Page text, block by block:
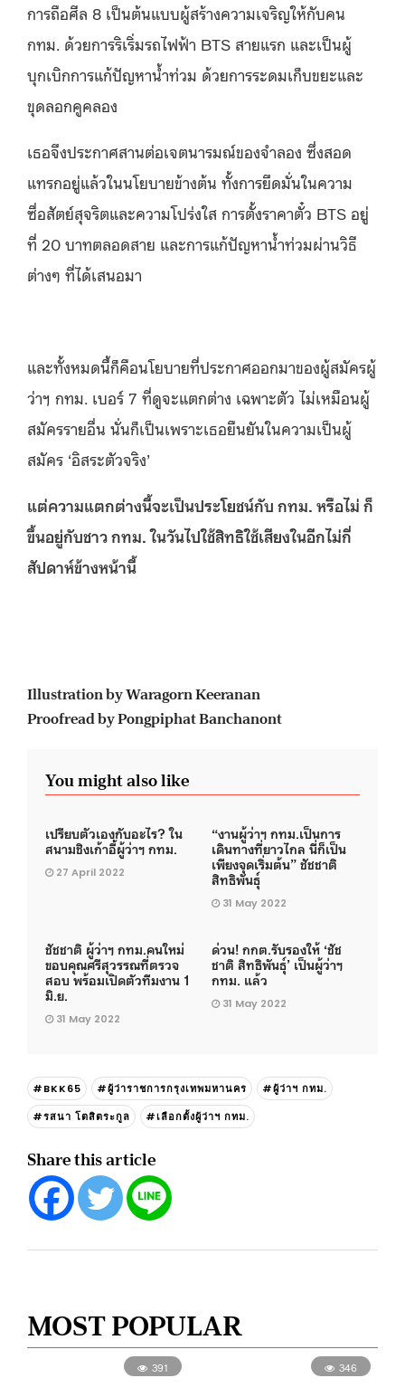
การถือศีล 8 เป็นต้นแบบผู้สร้างความเจริญให้กับคน
กทม. ด้วยการริเริ่มรถไฟฟ้า BTS สายแรก และเป็นผู้
บุกเบิกการแก้ปัญหาน้ำท่วม ด้วยการระดมเก็บขยะและ
ขุดลอกคูคลอง
เธอจึงประกาศสานต่อเจตนารมณ์ของจำลอง ซึ่งสอด
แทรกอยู่แล้วในนโยบายข้างต้น ทั้งการยึดมั่นในความ
ซื่อสัตย์สุจริตและความโปร่งใส การตั้งราคาตั๋ว BTS อยู่
ที่ 20 บาทตลอดสาย และการแก้ปัญหาน้ำท่วมผ่านวิธี
ต่างๆ ที่ได้เสนอมา
และทั้งหมดนี้ก็คือนโยบายที่ประกาศออกมาของผู้สมัครผู้
ว่าฯ กทม. เบอร์ 7 ที่ดูจะแตกต่าง เฉพาะตัว ไม่เหมือนผู้
สมัครรายอื่น นั่นก็เป็นเพราะเธอยืนยันในความเป็นผู้
สมัคร ‘อิสระตัวจริง’
แต่ความแตกต่างนี้จะเป็นประโยชน์กับ กทม. หรือไม่ ก็
ขึ้นอยู่กับชาว กทม. ในวันไปใช้สิทธิใช้เสียงในอีกไม่กี่
สัปดาห์ข้างหน้านี้
Illustration by Waragorn Keeranan
Proofread by Pongpiphat Banchanont
You might also like
เปรียบตัวเองกับอะไร? ใน
สนามชิงเก้าอี้ผู้ว่าฯ กทม.
27 April 2022
“งานผู้ว่าฯ กทม.เป็นการ
เดินทางที่ยาวไกล นี่ก็เป็น
เพียงจุดเริ่มต้น” ชัชชาติ
สิทธิพันธุ์
31 May 2022
ชัชชาติ ผู้ว่าฯ กทม.คนใหม่
ขอบคุณศรีสุวรรณที่ตรวจ
สอบ พร้อมเปิดตัวทีมงาน 1
มิ.ย.
31 May 2022
ด่วน! กกต.รับรองให้ ‘ชัช
ชาติ สิทธิพันธุ์’ เป็นผู้ว่าฯ
กทม. แล้ว
31 May 2022
#BKK65 #ผู้ว่าราชการกรุงเทพมหานคร
#ผู้ว่าฯ กทม.
#รสนา โตสิตระกูล
#เลือกตั้งผู้ว่าฯ กทม.
Share this article
MOST POPULAR
391 346